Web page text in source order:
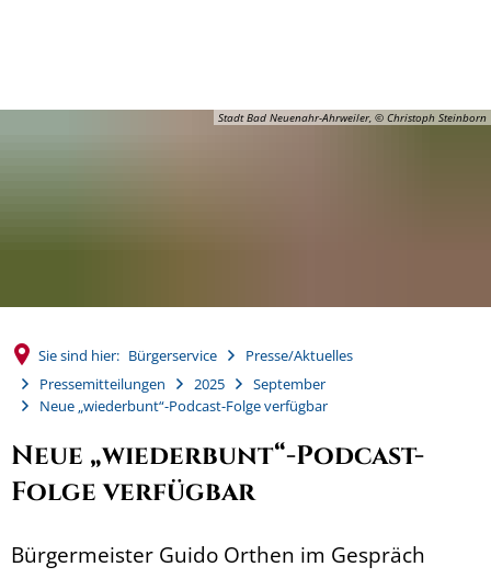
Stadt Bad Neuenahr-Ahrweiler, © Christoph Steinborn
Sie sind hier: Bürgerservice
Presse/Aktuelles
Pressemitteilungen
2025
September
Neue „wiederbunt“-Podcast-Folge verfügbar
Neue „wiederbunt“-Podcast-
Folge verfügbar
Bürgermeister Guido Orthen im Gespräch